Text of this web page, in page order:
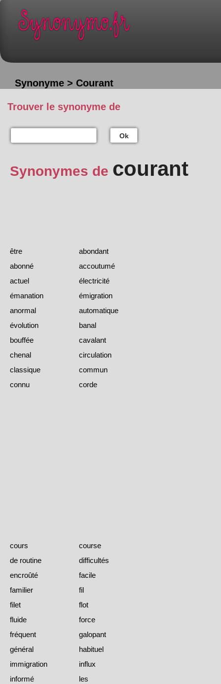
Synonyme > Courant
Trouver le synonyme de
Ok
Synonymes de courant
être
abondant
abonné
accoutumé
actuel
électricité
émanation
émigration
anormal
automatique
évolution
banal
bouffée
cavalant
chenal
circulation
classique
commun
connu
corde
cours
course
de routine
difficultés
encroûté
facile
familier
fil
filet
flot
fluide
force
fréquent
galopant
général
habituel
immigration
influx
informé
les